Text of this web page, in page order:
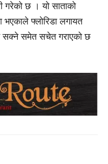
गरेको छ । यो साताको
भएकाले फ्लोरिडा लगायत
सक्ने समेत सचेत गराएको छ